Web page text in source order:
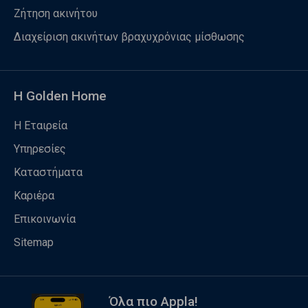
Ζήτηση ακινήτου
Διαχείριση ακινήτων βραχυχρόνιας μίσθωσης
Η Golden Home
Η Εταιρεία
Υπηρεσίες
Καταστήματα
Καριέρα
Επικοινωνία
Sitemap
Όλα πιο Appla!